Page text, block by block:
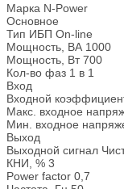
Марка N-Power
Основное
Тип ИБП On-line
Мощность, ВА 1000
Мощность, Вт 700
Кол-во фаз 1 в 1
Вход
Входной
Макс. входное
Мин. входное
Выход
Выходной сигнал
КНИ, % 3
Power factor 0,7